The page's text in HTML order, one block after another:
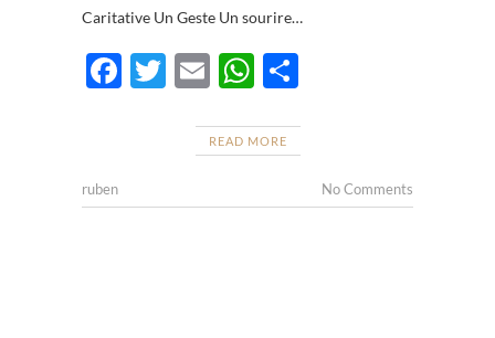
Caritative Un Geste Un sourire…
F
o
T
itt
E
ail
W
at
A
ta
er
READ MORE
ruben No Comments